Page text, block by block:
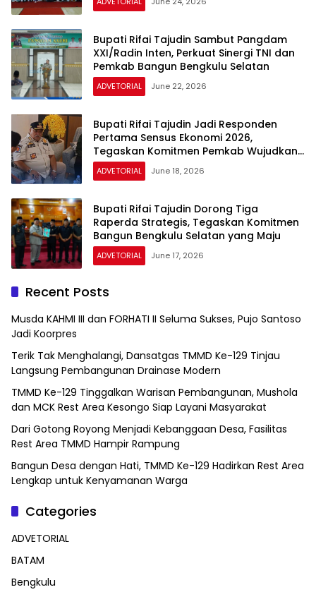
Bupati Rifai Tajudin Sambut Pangdam
XXI/Radin Inten, Perkuat Sinergi TNI dan
Pemkab Bangun Bengkulu Selatan
ADVETORIAL June 22, 2026
Bupati Rifai Tajudin Jadi Responden
Pertama Sensus Ekonomi 2026,
Tegaskan Komitmen Pemkab Wujudkan
Pembangunan Berbasis Data
ADVETORIAL June 18, 2026
Bupati Rifai Tajudin Dorong Tiga
Raperda Strategis, Tegaskan Komitmen
Bangun Bengkulu Selatan yang Maju
ADVETORIAL June 17, 2026
Recent Posts
Musda KAHMI III dan FORHATI II Seluma Sukses, Pujo Santoso
Jadi Koorpres
Terik Tak Menghalangi, Dansatgas TMMD Ke-129 Tinjau
Langsung Pembangunan Drainase Modern
TMMD Ke-129 Tinggalkan Warisan Pembangunan, Mushola
dan MCK Rest Area Kesongo Siap Layani Masyarakat
Dari Gotong Royong Menjadi Kebanggaan Desa, Fasilitas
Rest Area TMMD Hampir Rampung
Bangun Desa dengan Hati, TMMD Ke-129 Hadirkan Rest Area
Lengkap untuk Kenyamanan Warga
Categories
ADVETORIAL
BATAM
Bengkulu